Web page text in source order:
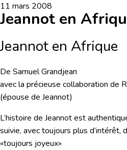
11 mars 2008
Jeannot en
Jeannot en Afrique
De Samuel Grandjean
avec la précieuse collaboration de
(épouse de Jeannot)
L’histoire de Jeannot est
suivie, avec toujours plus d’intérêt,
«toujours joyeux»